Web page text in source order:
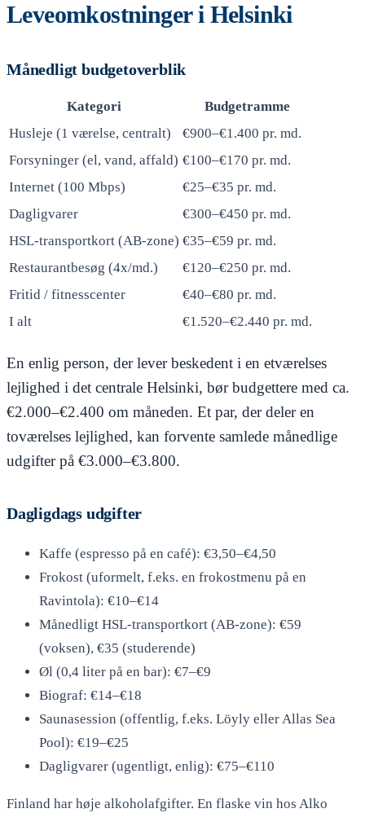
Leveomkostninger i Helsinki
Månedligt budgetoverblik
Kategori
Budgetramme
Husleje (1 værelse, centralt)
€900–€1.400 pr. md.
Forsyninger (el, vand, affald) €100–€170 pr. md.
Internet (100 Mbps)
€25–€35 pr. md.
Dagligvarer
€300–€450 pr. md.
HSL-transportkort (AB-zone) €35–€59 pr. md.
Restaurantbesøg (4x/md.)
€120–€250 pr. md.
Fritid / fitnesscenter
€40–€80 pr. md.
I alt
€1.520–€2.440 pr. md.
En enlig person, der lever beskedent i en etværelses
lejlighed i det centrale Helsinki, bør budgettere med ca.
€2.000–€2.400 om måneden. Et par, der deler en
toværelses lejlighed, kan forvente samlede månedlige
udgifter på €3.000–€3.800.
Dagligdags udgifter
Kaffe (espresso på en café): €3,50–€4,50
Frokost (uformelt, f.eks. en frokostmenu på en
Ravintola): €10–€14
Månedligt HSL-transportkort (AB-zone): €59
(voksen), €35 (studerende)
Øl (0,4 liter på en bar): €7–€9
Biograf: €14–€18
Saunasession (offentlig, f.eks. Löyly eller Allas Sea
Pool): €19–€25
Dagligvarer (ugentligt, enlig): €75–€110
Finland har høje alkoholafgifter. En flaske vin hos Alko